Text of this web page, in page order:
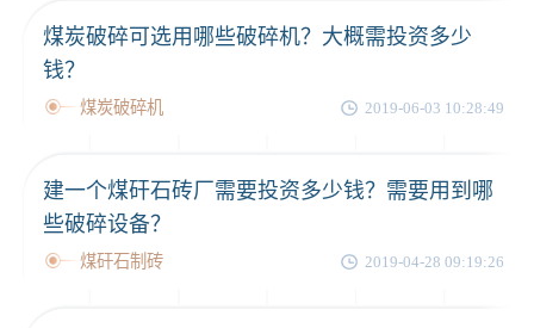
煤炭破碎可选用哪些破碎机？大概需投资多少
钱？
煤炭破碎机 2019-06-03 10:28:49
建一个煤矸石砖厂需要投资多少钱？需要用到哪
些破碎设备？
煤矸石制砖 2019-04-28 09:19:26